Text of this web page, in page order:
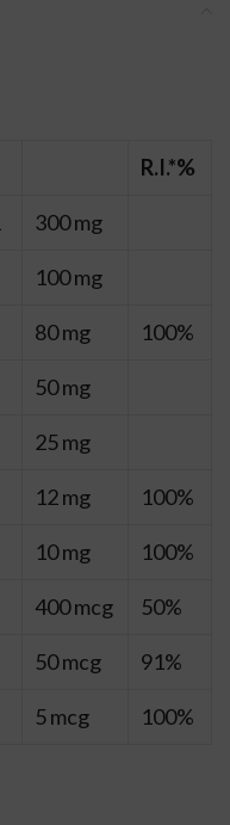
R.I.*%
300 mg
100 mg
80 mg 100%
50 mg
25 mg
12 mg 100%
10 mg 100%
400 mcg 50%
50 mcg 91%
5 mcg 100%